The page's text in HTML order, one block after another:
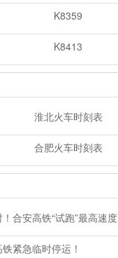
K8359
K8413
淮北火车时刻表
合肥火车时刻表
合安高铁“试跑”最高速度
紧急临时停运！